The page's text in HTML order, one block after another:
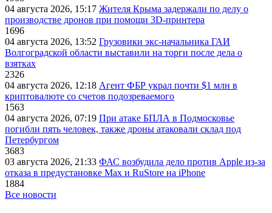
04 августа 2026, 15:17 Жителя Крыма задержали по делу о
производстве дронов при помощи 3D‑принтера
1696
04 августа 2026, 13:52 Грузовики экс-начальника ГАИ
Волгоградской области выставили на торги после дела о
взятках
2326
04 августа 2026, 12:18 Агент ФБР украл почти $1 млн в
криптовалюте со счетов подозреваемого
1563
04 августа 2026, 07:19 При атаке БПЛА в Подмосковье
погибли пять человек, также дроны атаковали склад под
Петербургом
3683
03 августа 2026, 21:33 ФАС возбудила дело против Apple из-за
отказа в предустановке Max и RuStore на iPhone
1884
Все новости